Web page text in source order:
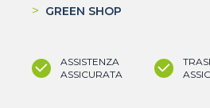
> GREEN SHOP
ASSISTENZA
ASSICURATA